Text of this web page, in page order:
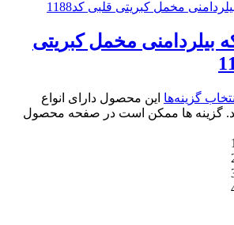
مخمل کبریتی
انتخاب گزینه‌ها این محصول دارای انواع
گزینه ها ممکن است در صفحه محصول